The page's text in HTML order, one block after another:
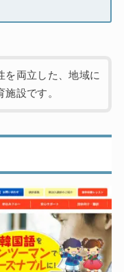
を両立した、地域に
設です。